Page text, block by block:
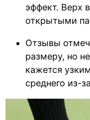
эффект. Верх
открытыми
Отзывы
размеру, но
кажется
среднего из-